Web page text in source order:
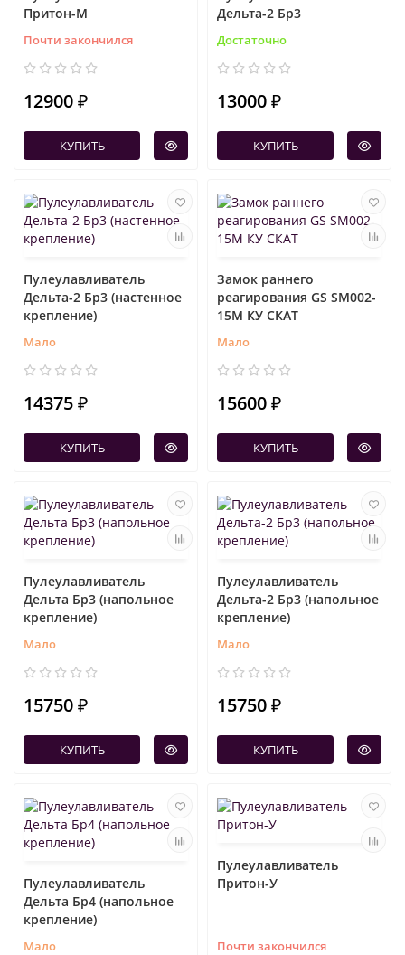
Притон-М
Почти закончился
12900 ₽
КУПИТЬ
Дельта-2 Бр3
Достаточно
13000 ₽
КУПИТЬ
Пулеулавливатель
Дельта-2 Бр3 (настенное
крепление)
Мало
14375 ₽
КУПИТЬ
Замок раннего
реагирования GS SM002-
15M КУ СКАТ
Мало
15600 ₽
КУПИТЬ
Пулеулавливатель
Дельта Бр3 (напольное
крепление)
Мало
15750 ₽
КУПИТЬ
Пулеулавливатель
Дельта-2 Бр3 (напольное
крепление)
Мало
15750 ₽
КУПИТЬ
Пулеулавливатель
Дельта Бр4 (напольное
крепление)
Мало
Пулеулавливатель
Притон-У
Почти закончился